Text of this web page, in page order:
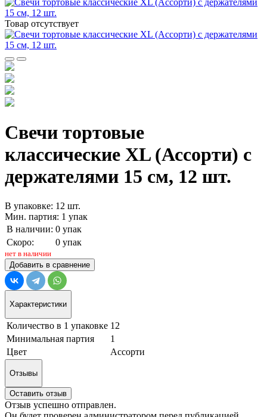
Товар отсутствует
Свечи тортовые
классические XL (Ассорти) с
держателями 15 см, 12 шт.
В упаковке: 12 шт.
Мин. партия: 1 упак
В наличии: 0 упак
Скоро:
0 упак
нет в наличии
Добавить в сравнение
Характеристики
Количество в 1 упаковке 12
Минимальная партия
1
Цвет
Ассорти
Отзывы
Оставить отзыв
Отзыв успешно отправлен.